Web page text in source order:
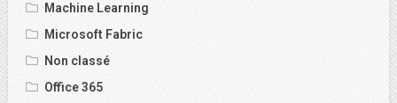
Machine Learning
Microsoft Fabric
Non classé
Office 365